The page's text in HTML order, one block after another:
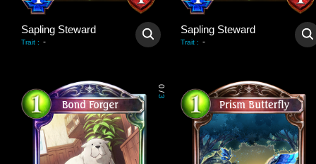
Sapling Steward
Trait : -
Sapling Steward
Trait : -
0
/
3